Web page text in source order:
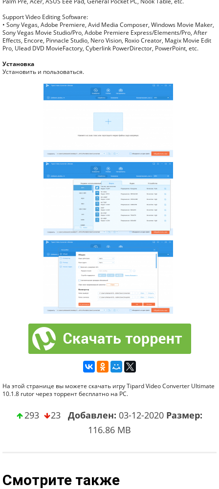
Support Video Editing Software:
• Sony Vegas, Adobe Premiere, Avid Media Composer, Windows Movie Maker,
Sony Vegas Movie Studio/Pro, Adobe Premiere Express/Elements/Pro, After
Effects, Encore, Pinnacle Studio, Nero Vision, Roxio Creator, Magix Movie Edit
Pro, Ulead DVD MovieFactory, Cyberlink PowerDirector, PowerPoint, etc.
Установка
Установить и пользоваться.
На этой странице вы можете скачать игру Tipard Video Converter Ultimate
10.1.8 rutor через торрент бесплатно на PC.
293 23 Добавлен: 03-12-2020 Размер:
116.86 MB
Смотрите также